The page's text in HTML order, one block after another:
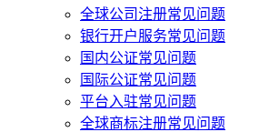
全球公司注册常见问题
银行开户服务常见问题
国内公证常见问题
国际公证常见问题
平台入驻常见问题
全球商标注册常见问题